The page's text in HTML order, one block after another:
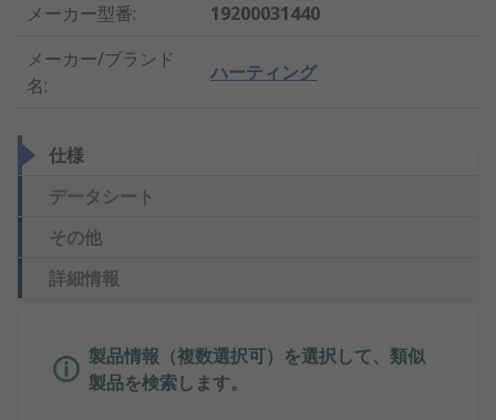
メーカー型番:
19200031440
メーカー/ブランド
名:
ハーティング
仕様
データシート
その他
詳細情報
製品情報（複数選択可）を選択して、類似
製品を検索します。